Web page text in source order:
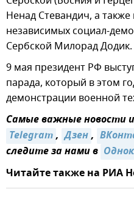
Ненад Стевандич, а
независимых социал-
Сербской Милорад Додик.
9 мая президент РФ
парада, который в этом
демонстрации военной
Самые важные новости
Telegram, Дзен,
следите за нами в
Читайте также на РИА